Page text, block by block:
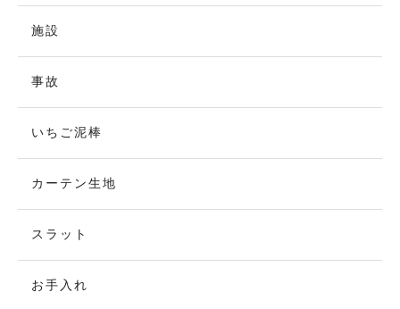
施設
事故
いちご泥棒
カーテン生地
スラット
お手入れ